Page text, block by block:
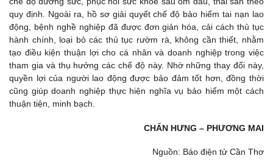
quy định. Ngoài ra, hồ sơ giải quyết chế độ bảo hiểm tai nạn lao
động, bệnh nghề nghiệp đã được đơn giản hóa, cải cách thủ tục
hành chính, loại bỏ các thủ tục rườm rà, không cần thiết, nhằm
tạo điều kiện thuận lợi cho cá nhân và doanh nghiệp trong việc
tham gia và thụ hưởng các chế độ này. Nhờ những thay đổi này,
quyền lợi của người lao động được bảo đảm tốt hơn, đồng thời
cũng giúp doanh nghiệp thực hiện nghĩa vụ bảo hiểm một cách
thuận tiện, minh bạch.
CHẤN HƯNG – PHƯƠNG MAI
Nguồn: Báo điện tử Cần Thơ